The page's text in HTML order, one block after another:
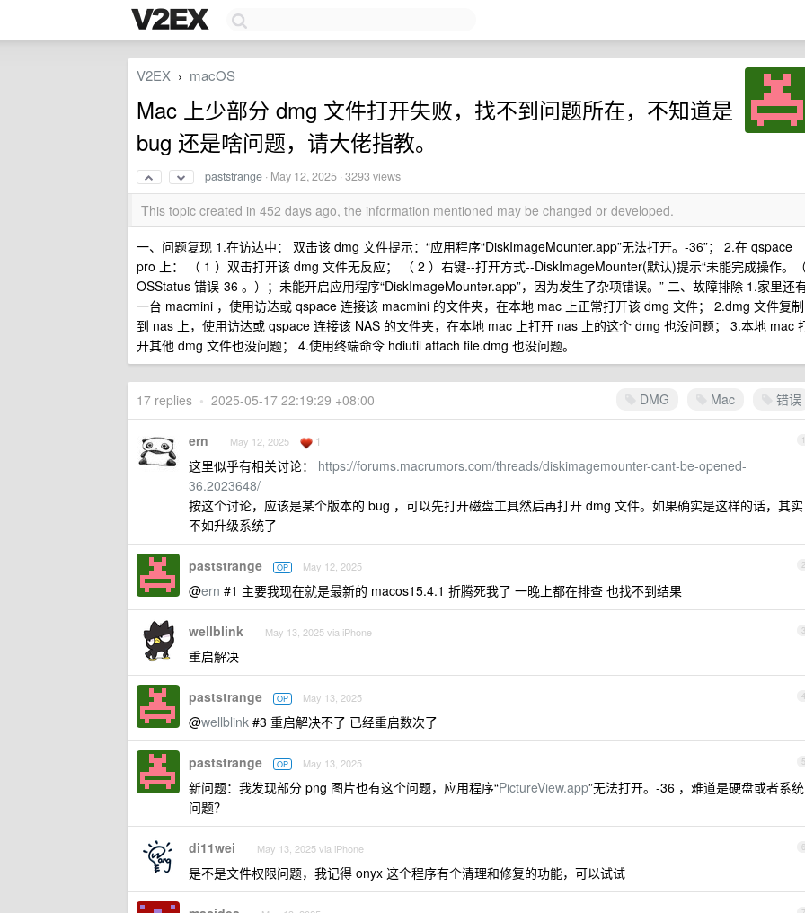
V2EX › macOS
Mac 上少部分 dmg 文件打开失败，找不到问题所在，不知道是
bug 还是啥问题，请大佬指教。
paststrange · May 12, 2025 · 3293 views
This topic created in 452 days ago, the information mentioned may be changed or developed.
一、问题复现 1.在访达中： 双击该 dmg 文件提示：“应用程序“DiskImageMounter.app”无法打开。-36”； 2.在 qspace
pro 上： （ 1 ）双击打开该 dmg 文件无反应； （ 2 ）右键--打开方式--DiskImageMounter(默认)提示“未能完成操作。
OSStatus 错误-36 。）；未能开启应用程序“DiskImageMounter.app”，因为发生了杂项错误。” 二、故障排除 1.家里还
一台 macmini ，使用访达或 qspace 连接该 macmini 的文件夹，在本地 mac 上正常打开该 dmg 文件； 2.dmg 文件复制
到 nas 上，使用访达或 qspace 连接该 NAS 的文件夹，在本地 mac 上打开 nas 上的这个 dmg 也没问题； 3.本地 mac
开其他 dmg 文件也没问题； 4.使用终端命令 hdiutil attach file.dmg 也没问题。
DMG Mac 错误
17 replies • 2025-05-17 22:19:29 +08:00
1
ern May 12, 2025 1
这里似乎有相关讨论： https://forums.macrumors.com/threads/diskimagemounter-cant-be-opened-
36.2023648/
按这个讨论，应该是某个版本的 bug ，可以先打开磁盘工具然后再打开 dmg 文件。如果确实是这样的话，其实
不如升级系统了
2
paststrange OP May 12, 2025
@ern #1 主要我现在就是最新的 macos15.4.1 折腾死我了 一晚上都在排查 也找不到结果
3
wellblink May 13, 2025 via iPhone
重启解决
4
paststrange OP May 13, 2025
@wellblink #3 重启解决不了 已经重启数次了
5
paststrange OP May 13, 2025
新问题：我发现部分 png 图片也有这个问题，应用程序“PictureView.app”无法打开。-36 ，难道是硬盘或者系统
问题？
6
di11wei May 13, 2025 via iPhone
是不是文件权限问题，我记得 onyx 这个程序有个清理和修复的功能，可以试试